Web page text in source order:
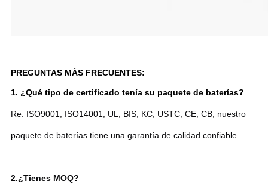
PREGUNTAS MÁS FRECUENTES:
1. ¿Qué tipo de certificado tenía su paquete de baterías?
Re: ISO9001, ISO14001, UL, BIS, KC, USTC, CE, CB, nuestro
paquete de baterías tiene una garantía de calidad confiable.
2.¿Tienes MOQ?